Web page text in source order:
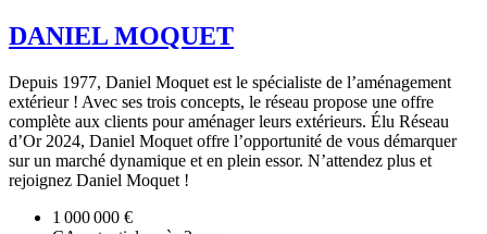
DANIEL MOQUET
Depuis 1977, Daniel Moquet est le spécialiste de l’aménagement
extérieur ! Avec ses trois concepts, le réseau propose une offre
complète aux clients pour aménager leurs extérieurs. Élu Réseau
d’Or 2024, Daniel Moquet offre l’opportunité de vous démarquer
sur un marché dynamique et en plein essor. N’attendez plus et
rejoignez Daniel Moquet !
1 000 000 €